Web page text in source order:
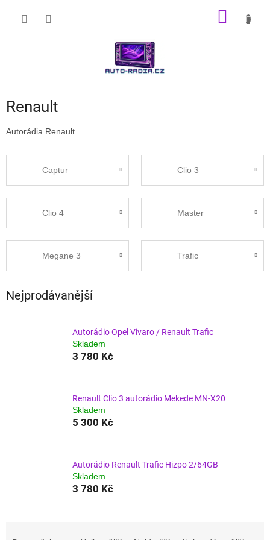
Renault
Autorádia Renault
Captur Clio 3
Clio 4 Master
Megane 3 Trafic
Nejprodávanější
Autorádio Opel Vivaro / Renault Trafic
Skladem
3 780 Kč
Renault Clio 3 autorádio Mekede MN-X20
Skladem
5 300 Kč
Autorádio Renault Trafic Hizpo 2/64GB
Skladem
3 780 Kč